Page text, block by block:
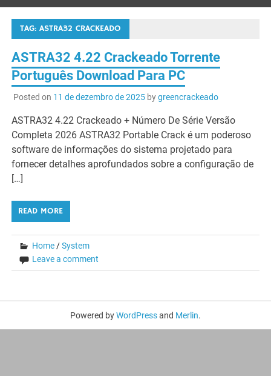
TAG:ASTRA32 CRACKEADO
ASTRA32 4.22 Crackeado Torrente
Português Download Para PC
Posted on 11 de dezembro de 2025bygreencrackeado
ASTRA32 4.22 Crackeado + Número De Série Versão
Completa 2026 ASTRA32 Portable Crack é um poderoso
software de informações do sistema projetado para
fornecer detalhes aprofundados sobre a configuração de
[…]
READ MORE
Home /System
Leave a comment
Powered byWordPressand Merlin.